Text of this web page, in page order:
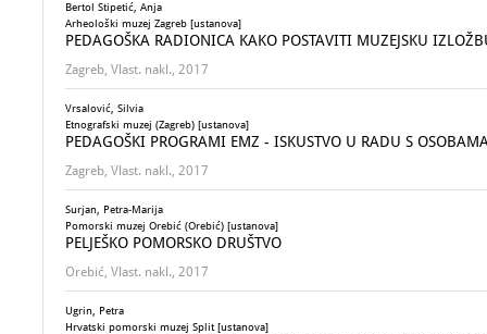
Bertol Stipetić, Anja
Arheološki muzej Zagreb [ustanova]
PEDAGOŠKA RADIONICA KAKO POSTAVITI MUZEJSKU
Zagreb, Vlast. nakl., 2017
Vrsalović, Silvia
Etnografski muzej (Zagreb) [ustanova]
PEDAGOŠKI PROGRAMI EMZ - ISKUSTVO U RADU S
Zagreb, Vlast. nakl., 2017
Surjan, Petra-Marija
Pomorski muzej Orebić (Orebić) [ustanova]
PELJEŠKO POMORSKO DRUŠTVO
Orebić, Vlast. nakl., 2017
Ugrin, Petra
Hrvatski pomorski muzej Split [ustanova]